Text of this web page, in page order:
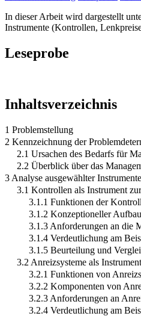
In dieser Arbeit wird dargestellt
Instrumente (Kontrollen,
Leseprobe
Inhaltsverzeichnis
1 Problemstellung
2 Kennzeichnung der
2.1 Ursachen des Bedarfs für
2.2 Überblick über das
3 Analyse ausgewählter
3.1 Kontrollen als Instrument
3.1.1 Funktionen der
3.1.2 Konzeptioneller Aufbau
3.1.3 Anforderungen an die
3.1.4 Verdeutlichung am
3.1.5 Beurteilung und
3.2 Anreizsysteme als
3.2.1 Funktionen von
3.2.2 Komponenten von
3.2.3 Anforderungen an
3.2.4 Verdeutlichung am